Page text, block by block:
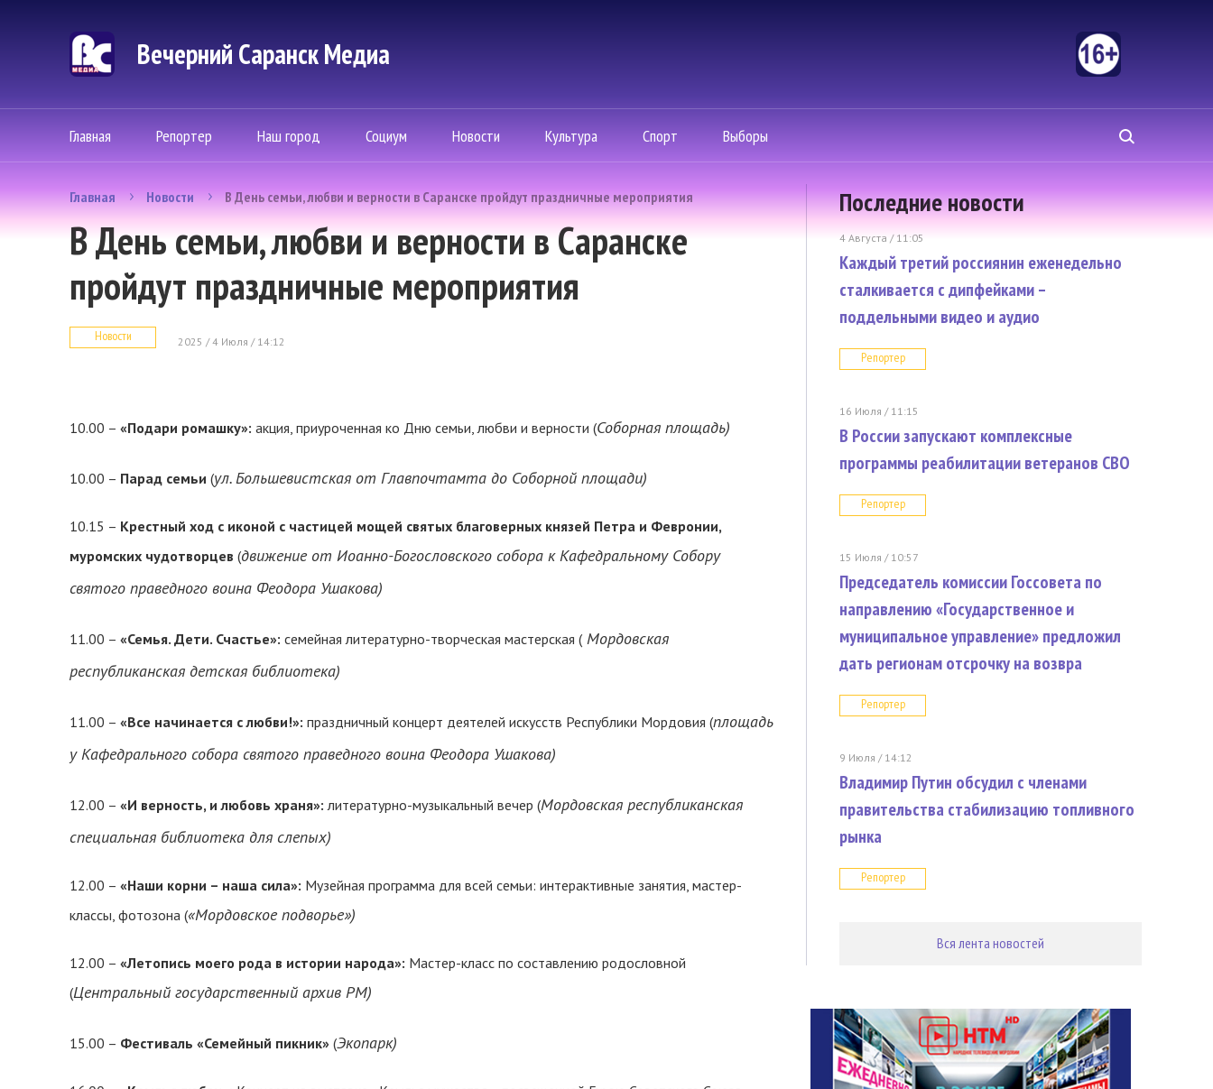
Вечерний Саранск Mедиа
Главная Репортер Наш город Социум Новости Культура Спорт Выборы
Главная Новости В День семьи, любви и верности в Саранске пройдут праздничные мероприятия
В День семьи, любви и верности в Саранске
пройдут праздничные мероприятия
Новости 2025 / 4 Июля / 14:12
10.00 – «Подари ромашку»: акция, приуроченная ко Дню семьи, любви и верности (Соборная площадь)
10.00 – Парад семьи (ул. Большевистская от Главпочтамта до Соборной площади)
10.15 – Крестный ход с иконой с частицей мощей святых благоверных князей Петра и Февронии,
муромских чудотворцев (движение от Иоанно-Богословского собора к Кафедральному Собору
святого праведного воина Феодора Ушакова)
11.00 – «Семья. Дети. Счастье»: семейная литературно-творческая мастерская ( Мордовская
республиканская детская библиотека)
11.00 – «Все начинается с любви!»: праздничный концерт деятелей искусств Республики Мордовия (площадь
у Кафедрального собора святого праведного воина Феодора Ушакова)
12.00 – «И верность, и любовь храня»:литературно-музыкальный вечер (Мордовская республиканская
специальная библиотека для слепых)
12.00 – «Наши корни – наша сила»: Музейная программа для всей семьи: интерактивные занятия, мастер-
классы, фотозона («Мордовское подворье»)
12.00 – «Летопись моего рода в истории народа»: Мастер-класс по составлению родословной
(Центральный государственный архив РМ)
15.00 – Фестиваль «Семейный пикник» (Экопарк)
Последние новости
4 Августа / 11:05
Каждый третий россиянин еженедельно
сталкивается с дипфейками –
поддельными видео и аудио
Репортер
16 Июля / 11:15
В России запускают комплексные
программы реабилитации ветеранов СВО
Репортер
15 Июля / 10:57
Председатель комиссии Госсовета по
направлению «Государственное и
муниципальное управление» предложил
дать регионам отсрочку на возвра
Репортер
9 Июля / 14:12
Владимир Путин обсудил с членами
правительства стабилизацию топливного
рынка
Репортер
Вся лента новостей